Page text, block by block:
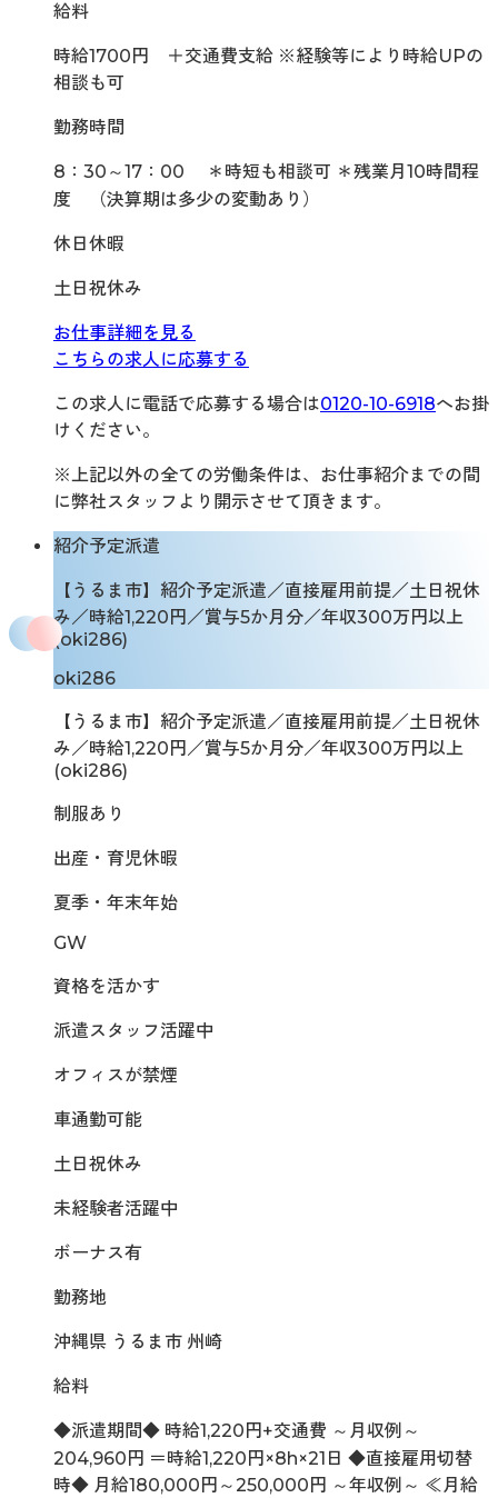
給料
時給1700円 ＋交通費支給 ※経験等により時給UPの
相談も可
勤務時間
8：30～17：00 ＊時短も相談可 ＊残業月10時間程
度 （決算期は多少の変動あり）
休日休暇
土日祝休み
お仕事詳細を見る
こちらの求人に応募する
この求人に電話で応募する場合は0120-10-6918へお掛
けください。
※上記以外の全ての労働条件は、お仕事紹介までの間
に弊社スタッフより開示させて頂きます。
紹介予定派遣
【うるま市】紹介予定派遣／直接雇用前提／土日祝休
み／時給1,220円／賞与5か月分／年収300万円以上
(oki286)
oki286
【うるま市】紹介予定派遣／直接雇用前提／土日祝休
み／時給1,220円／賞与5か月分／年収300万円以上
(oki286)
制服あり
出産・育児休暇
夏季・年末年始
GW
資格を活かす
派遣スタッフ活躍中
オフィスが禁煙
車通勤可能
土日祝休み
未経験者活躍中
ボーナス有
勤務地
沖縄県 うるま市 州崎
給料
◆派遣期間◆ 時給1,220円+交通費 ～月収例～
204,960円 ＝時給1,220円×8h×21日 ◆直接雇用切替
時◆ 月給180,000円～250,000円 ～年収例～ ≪月給